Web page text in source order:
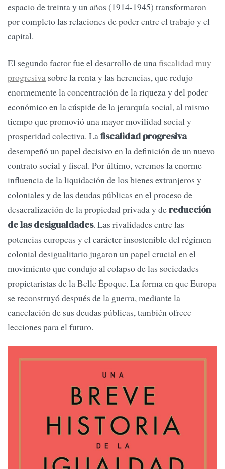
espacio de treinta y un años (1914-1945) transformaron
por completo las relaciones de poder entre el trabajo y el
capital.
El segundo factor fue el desarrollo de unafiscalidad muy
progresiva sobre la renta y las herencias, que redujo
enormemente la concentración de la riqueza y del poder
económico en la cúspide de la jerarquía social, al mismo
tiempo que promovió una mayor movilidad social y
prosperidad colectiva. Lafiscalidad progresiva
desempeñó un papel decisivo en la definición de un nuevo
contrato social y fiscal. Por último, veremos la enorme
influencia de la liquidación de los bienes extranjeros y
coloniales y de las deudas públicas en el proceso de
desacralización de la propiedad privada y dereducción
de las desigualdades. Las rivalidades entre las
potencias europeas y el carácter insostenible del régimen
colonial desigualitario jugaron un papel crucial en el
movimiento que condujo al colapso de las sociedades
propietaristas de la Belle Époque. La forma en que Europa
se reconstruyó después de la guerra, mediante la
cancelación de sus deudas públicas, también ofrece
lecciones para el futuro.